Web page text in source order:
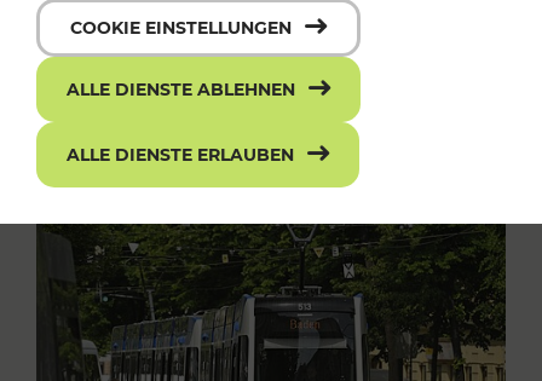
COOKIE EINSTELLUNGEN
ALLE DIENSTE ABLEHNEN
ALLE DIENSTE ERLAUBEN